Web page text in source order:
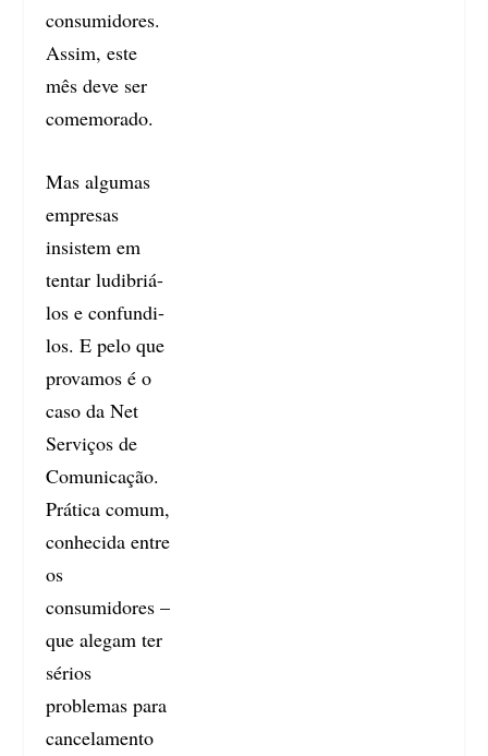
consumidores.
Assim, este
mês deve ser
comemorado.
Mas algumas
empresas
insistem em
tentar ludibriá-
los e confundi-
los. E pelo que
provamos é o
caso da Net
Serviços de
Comunicação.
Prática comum,
conhecida entre
os
consumidores –
que alegam ter
sérios
problemas para
cancelamento